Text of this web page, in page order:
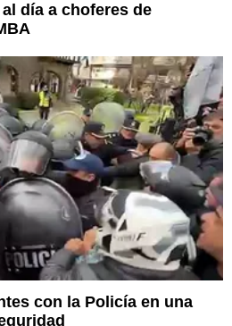
día a choferes de
con la Policía en una